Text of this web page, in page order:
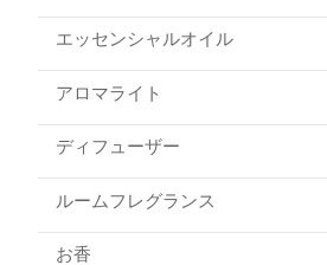
エッセンシャルオイル
アロマライト
ディフューザー
ルームフレグランス
お香